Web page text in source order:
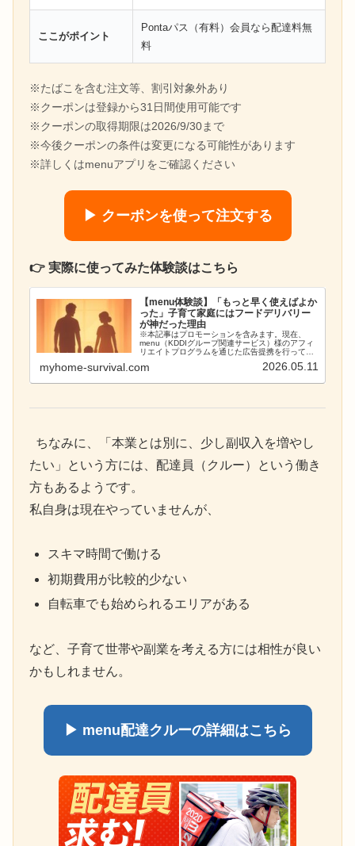
ここがポイント
Pontaパス（有料）会員なら配達料無
料
※たばこを含む注文等、割引対象外あり
※クーポンは登録から31日間使用可能です
※クーポンの取得期限は2026/9/30まで
※今後クーポンの条件は変更になる可能性があります
※詳しくはmenuアプリをご確認ください
▶ クーポンを使って注文する
👉 実際に使ってみた体験談はこちら
【menu体験談】「もっと早く使えばよか
った」子育て家庭にはフードデリバリー
が神だった理由
※本記事はプロモーションを含みます。現在、
menu（KDDIグループ関連サービス）様のアフィ
リエイトプログラムを通じた広告提携を行ってお
ています。はじめに：ウサギのぬいぐるみこんに
myhome-survival.com 2026.05.11
ちなみに、「本業とは別に、少し副収入を増やし
たい」という方には、配達員（クルー）という働き
方もあるようです。
私自身は現在やっていませんが、
スキマ時間で働ける
初期費用が比較的少ない
自転車でも始められるエリアがある
など、子育て世帯や副業を考える方には相性が良い
かもしれません。
▶ menu配達クルーの詳細はこちら